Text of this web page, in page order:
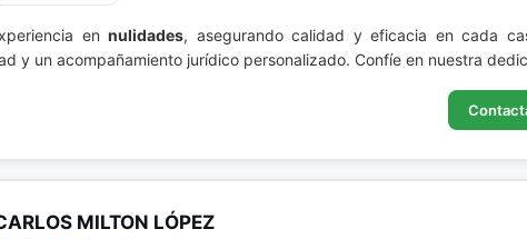
ennulidades, asegurando calidad y eficacia en cada
y un acompañamiento jurídico personalizado. Confíe en nuestra
MILTON LÓPEZ